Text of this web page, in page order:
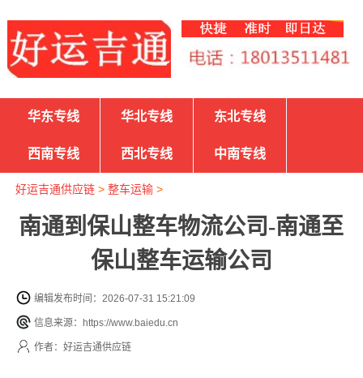
华东专线 华北专线 东北专线
西南专线 西北专线 中南专线
好运吉通供应链> 整车运输>
南通到保山整车物流公司-南通至
保山整车运输公司
编辑发布时间：2026-07-31 15:21:09
信息来源：https://www.baiedu.cn
作者：好运吉通供应链